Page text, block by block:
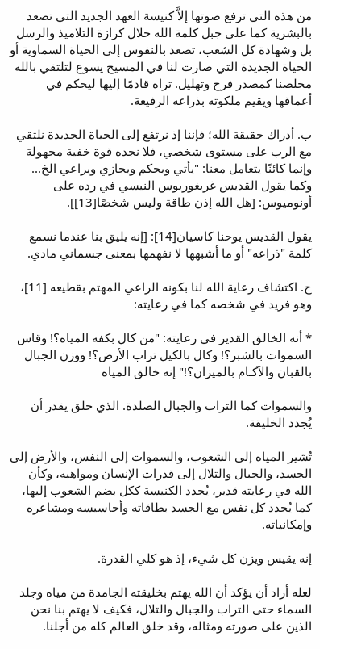
من هذه التي ترفع صوتها إلاَّ كنيسة العهد الجديد التي تصعد
بالبشرية كما على جبل كلمة الله خلال كرازة التلاميذ والرسل
بل وشهادة كل الشعب، تصعد بالنفوس إلى الحياة السماوية أو
الحياة الجديدة التي صارت لنا في المسيح يسوع لتلتقي بالله
مخلصنا كمصدر فرح وتهليل. تراه قادمًا إليها ليحكم في
أعماقها ويقيم ملكوته بذراعه الرفيعة.
ب. أدراك حقيقة الله؛ فإننا إذ نرتفع إلى الحياة الجديدة نلتقي
مع الرب على مستوى شخصي، فلا نجده قوة خفية مجهولة
وإنما كائنًا يتعامل معنا: "يأتي ويحكم ويجازي ويراعي الخ...
وكما يقول القديس غريغوريوس النيسي في رده على
أونوميوس: [هل الله إذن طاقة وليس شخصًا[13]].
يقول القديس يوحنا كاسيان[14]: [إنه يليق بنا عندما نسمع
كلمة "ذراعه" أو ما أشبهها لا نفهمها بمعنى جسماني مادي.
ج. اكتشاف رعاية الله لنا بكونه الراعي المهتم بقطيعه [11]،
وهو فريد في شخصه كما في رعايته:
* أنه الخالق القدير في رعايته: "من كال بكفه المياه؟! وقاس
السموات بالشبر؟! وكال بالكيل تراب الأرض؟! ووزن الجبال
بالقبان والآكـام بالميزان؟!" إنه خالق المياه
والسموات كما التراب والجبال الصلدة. الذي خلق يقدر أن
يُجدد الخليقة.
تُشير المياه إلى الشعوب، والسموات إلى النفس، والأرض إلى
الجسد، والجبال والتلال إلى قدرات الإنسان ومواهبه، وكأن
الله في رعايته قدير، يُجدد الكنيسة ككل بضم الشعوب إليها،
كما يُجدد كل نفس مع الجسد بطاقاته وأحاسيسه ومشاعره
وإمكانياته.
إنه يقيس ويزن كل شيء، إذ هو كلي القدرة.
لعله أراد أن يؤكد أن الله يهتم بخليقته الجامدة من مياه وجلد
السماء حتى التراب والجبال والتلال، فكيف لا يهتم بنا نحن
الذين على صورته ومثاله، وقد خلق العالم كله من أجلنا.